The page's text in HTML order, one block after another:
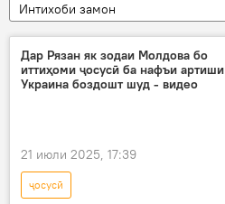
Интихоби замон
Дар Рязан як зодаи Молдова бо
иттиҳоми ҷосусӣ ба нафъи артиши
Украина боздошт шуд - видео
21 июли 2025, 17:39
ҷосусӣ